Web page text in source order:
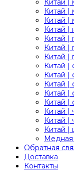
Китай |
Китай |
Китай |
Китай |
Китай |
Китай |
Китай |
Китай |
Китай |
Китай |
Китай |
Китай |
Китай |
Китай |
Китай |
Медная
Обратная
Доставка
Контакты